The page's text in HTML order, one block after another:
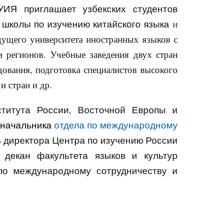
приглашает узбекских студентов
по изучению китайского языка и
университета иностранных языков с
Учебные заведения двух стран
подготовка специалистов высокого
стран и др.
России, Восточной Европы и
отдела по международному
директора Центра по изучению России
факультета языков и культур
международному сотрудничеству и